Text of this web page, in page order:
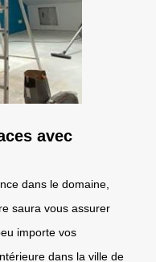
avec
dans le domaine,
saura vous assurer
importe vos
dans la ville de